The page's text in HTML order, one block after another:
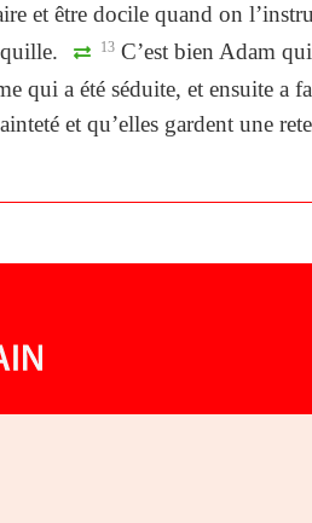
et être docile quand on
13 C’est bien Adam
qui a été séduite, et ensuite a
et qu’elles gardent une